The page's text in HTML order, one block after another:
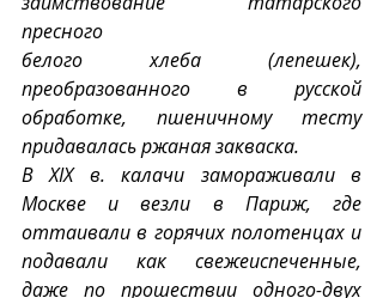
пресного
белого хлеба (лепешек),
преобразованного в русской
обработке, пшеничному тесту
придавалась ржаная закваска.
В XIX в. калачи замораживали в
Москве и везли в Париж, где
оттаивали в горячих полотенцах и
подавали как свежеиспеченные,
даже по прошествии одного-двух